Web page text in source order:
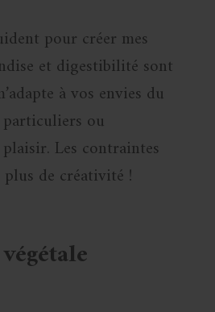
pour créer mes
et digestibilité sont
à vos envies du
ou
Les contraintes
de créativité !